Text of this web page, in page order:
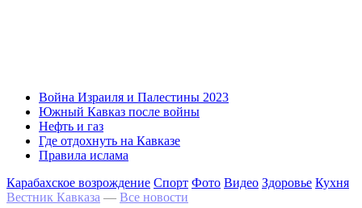
Война Израиля и Палестины 2023
Южный Кавказ после войны
Нефть и газ
Где отдохнуть на Кавказе
Правила ислама
Карабахское возрождение Спорт Фото Видео Здоровье Кухня
Вестник Кавказа — Все новости